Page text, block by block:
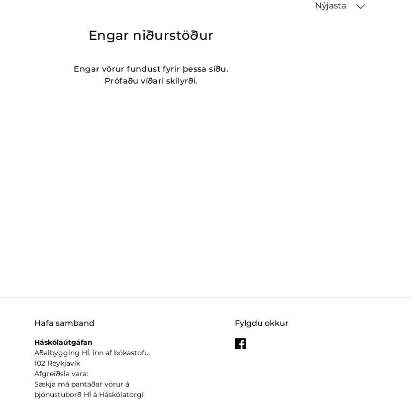
Nýjasta
Engar niðurstöður
Engar vörur fundust fyrir þessa síðu.
Prófaðu víðari skilyrði.
Fylgdu okkur
Hafa samband
Háskólaútgáfan
Aðalbygging HÍ, inn af bókastofu
102 Reykjavík
Afgreiðsla vara:
Sækja má pantaðar vörur á
þjónustuborð HÍ á Háskólatorgi